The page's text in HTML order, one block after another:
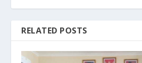
RELATED POSTS